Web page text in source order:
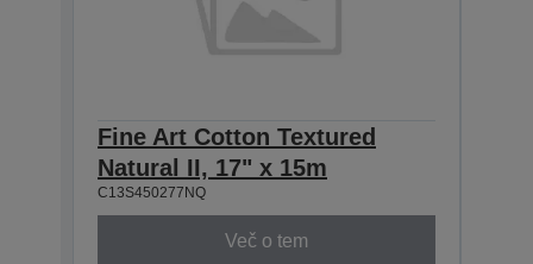
Fine Art Cotton Textured
Natural II, 17" x 15m
C13S450277NQ
Več o tem